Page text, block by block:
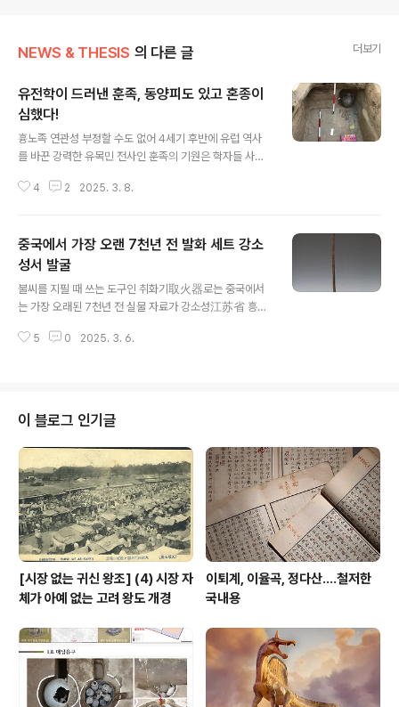
NEWS & THESIS 의 다른 글 더보기
유전학이 드러낸 훈족, 동양피도 있고 혼종이
심했다!
흉노족 연관성 부정할 수도 없어 4세기 후반에 유럽 역사
를 바꾼 강력한 유목민 전사인 훈족의 기원은 학자들 사이
골 대초원을 지배했지만 서기 100년경에 붕괴된 제국인
역사상 미스터리였다.최근의 유전학 연구에서 이 오래된
의문에 새로운 빛을 던졌다.유전학자, 고고학자, 역사가로
구성된 팀이 370개 고대 유전체를 분석했다.이 샘플은 기
원전 200년에서 서기 600년까지 약 800년에 걸쳐 있다.
이 연구는 유럽연구위원회European Research Coun
cil에서 자금을 지원한 HistoGenes 프로젝트 일부다. 부
4 2 2025. 3. 8.
중국에서 가장 오랜 7천년 전 발화 세트 강소
성서 발굴
불씨를 지필 때 쓰는 도구인 취화기取火器로는 중국에서
는 가장 오래된 7천년 전 실물 자료가 강소성江苏省 흥화
했다. 저 취화기는 저처럼 세트라, 한국고고학에서는 발화
공정 2024년도 고고학 성과 보고회 江苏地域文明探源
工程2024年度考古成果汇报会에서 공개됐다.저에 의
하면 저 유물은 강소성 흥화 초언항 유지 江苏兴化草堰
港遗址에서 저와 같은 완전한 나무 시추 화기钻木取火
器 세트가 발굴됐다. 조사단은 이 유물을 출토한 문화층이
약 7000년 전에 속하며 따라서 현재 중국에서 발견된 가
장 오래..
5 0 2025. 3. 6.
이 블로그 인기글
[시장 없는 귀신 왕조] (4) 시장 자
체가 아예 없는 고려 왕도 개경
이퇴계, 이율곡, 정다산....철저한
국내용